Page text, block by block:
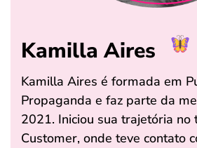
Kamilla Aires
Kamilla Aires é formada em
Propaganda e faz parte da
2021. Iniciou sua trajetória no
Customer, onde teve contato